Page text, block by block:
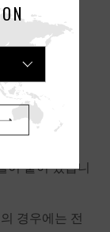
에서 보이는
.
이 붙어 있습니
경우에는 전